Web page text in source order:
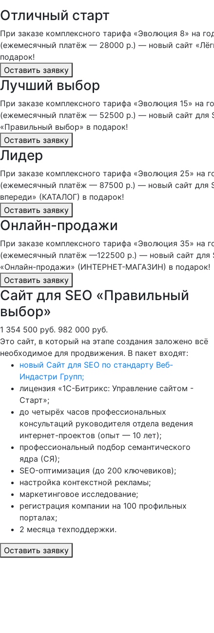
Отличный старт
При заказе комплексного тарифа «Эволюция 8» на
(ежемесячный платёж — 28000 р.) — новый сайт
подарок!
Оставить заявку
Лучший выбор
При заказе комплексного тарифа «Эволюция 15» на
(ежемесячный платёж — 52500 р.) — новый сайт для
«Правильный выбор» в подарок!
Оставить заявку
Лидер
При заказе комплексного тарифа «Эволюция 25» на
(ежемесячный платёж — 87500 р.) — новый сайт для
впереди» (КАТАЛОГ) в подарок!
Оставить заявку
Онлайн-продажи
При заказе комплексного тарифа «Эволюция 35» на
(ежемесячный платёж —122500 р.) — новый сайт для
«Онлайн-продажи» (ИНТЕРНЕТ-МАГАЗИН) в подарок!
Оставить заявку
Сайт для SEO «Правильный
выбор»
1 354 500 руб. 982 000 руб.
Это сайт, в который на этапе создания заложено всё
необходимое для продвижения. В пакет входят:
новый Сайт для SEO по стандарту Веб-
Индастри Групп;
лицензия «1С-Битрикс: Управление сайтом -
Старт»;
до четырёх часов профессиональных
консультаций руководителя отдела ведения
интернет-проектов (опыт — 10 лет);
профессиональный подбор семантического
ядра (СЯ);
SEO-оптимизация (до 200 ключевиков);
настройка контекстной рекламы;
маркетинговое исследование;
регистрация компании на 100 профильных
порталах;
2 месяца техподдержки.
Оставить заявку